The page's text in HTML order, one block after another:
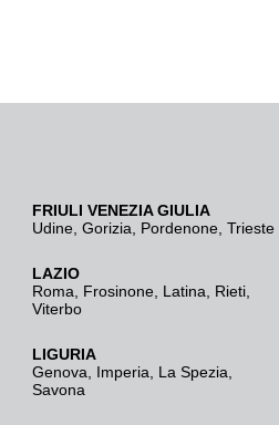
FRIULI VENEZIA GIULIA
Udine Gorizia Pordenone Trieste
LAZIO
Roma
Frosinone Latina Rieti
Viterbo
LIGURIA
Genova
Imperia La Spezia
Savona